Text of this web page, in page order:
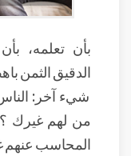
بأن تعلمه، بأن
الدقيق الثمن
شيء آخر:
من لهم غيرك
المحاسب عنهم